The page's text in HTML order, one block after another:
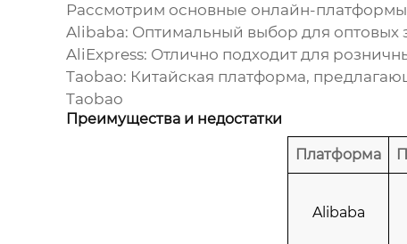
Рассмотрим основные онлайн-
Alibaba: Оптимальный выбор для оптовых
AliExpress: Отлично подходит для
Taobao: Китайская платформа,
Taobao
Преимущества и недостатки
Платформа
Alibaba